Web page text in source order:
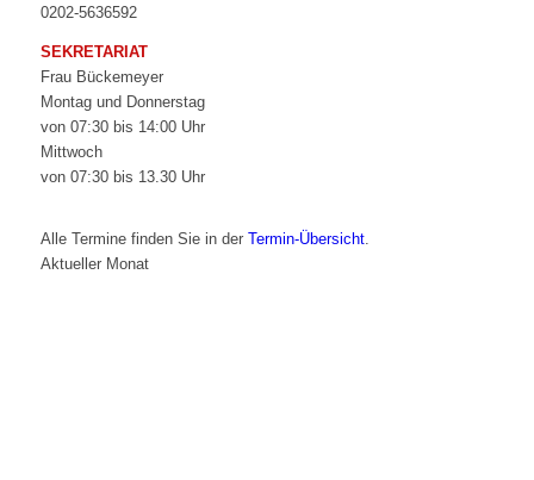
0202-5636592
SEKRETARIAT
Frau Bückemeyer
Montag und Donnerstag
von 07:30 bis 14:00 Uhr
Mittwoch
von 07:30 bis 13.30 Uhr
Alle Termine finden Sie in der Termin-Übersicht.
Aktueller Monat